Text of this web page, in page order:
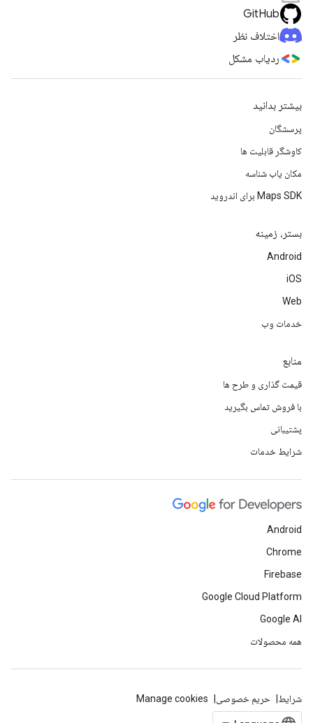
GitHub
اختلاف نظر
ردیاب مشکل
بیشتر بدانید
پرسشگان
کاوشگر قابلیت ها
مکان یاب شناسه
Maps SDK برای اندروید
بستر، زمینه
Android
iOS
Web
خدمات وب
منابع
قیمت گذاری و طرح ها
با فروش تماس بگیرید
پشتیبانی
شرایط خدمات
Android
Chrome
Firebase
Google Cloud Platform
Google AI
همه محصولات
شرایط حریم خصوصی Manage cookies